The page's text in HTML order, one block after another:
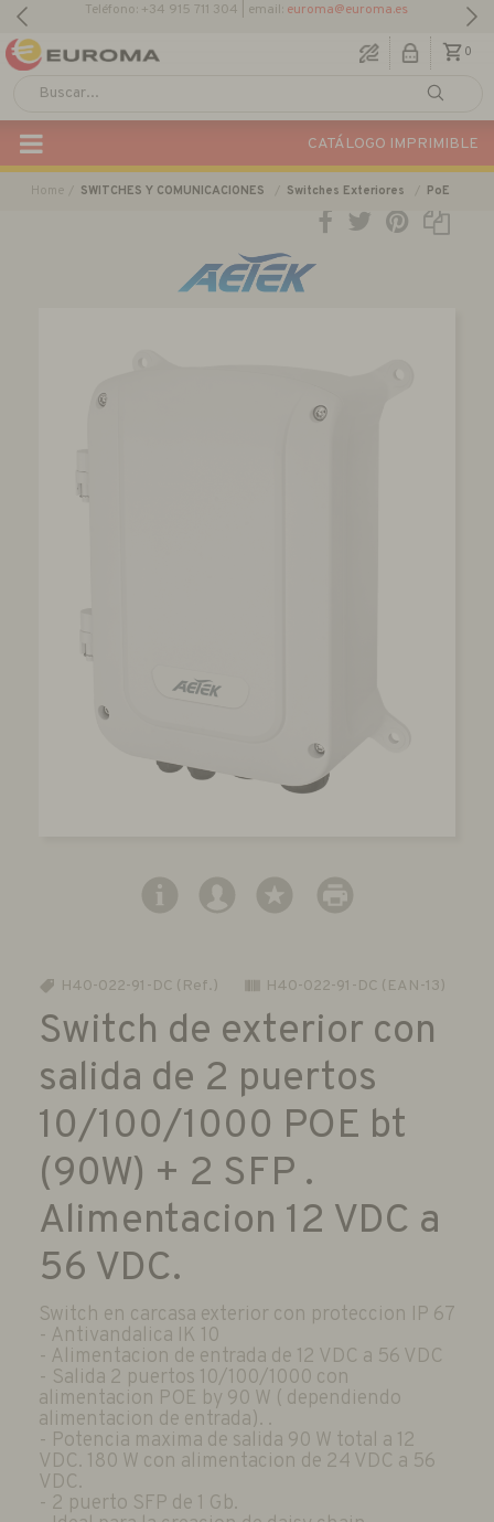
Descargar Catálogo Actual
0
CATÁLOGO IMPRIMIBLE
Home SWITCHES Y COMUNICACIONES Switches Exteriores PoE
H40-022-91-DC (Ref.) H40-022-91-DC (EAN-13)
Switch de exterior con
salida de 2 puertos
10/100/1000 POE bt
(90W) + 2 SFP .
Alimentacion 12 VDC a
56 VDC.
Switch en carcasa exterior con proteccion IP 67
- Antivandalica IK 10
- Alimentacion de entrada de 12 VDC a 56 VDC
- Salida 2 puertos 10/100/1000 con
alimentacion POE by 90 W ( dependiendo
alimentacion de entrada). .
- Potencia maxima de salida 90 W total a 12
VDC. 180 W con alimentacion de 24 VDC a 56
VDC.
- 2 puerto SFP de 1 Gb.